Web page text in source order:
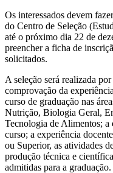
Os interessados devem
do Centro de Seleção
até o próximo dia 22 de
preencher a ficha de
solicitados.
A seleção será realizada
comprovação da
curso de graduação nas
Nutrição, Biologia Geral,
Tecnologia de Alimentos; a
curso; a experiência
ou Superior, as atividades
produção técnica e
admitidas para a graduação.